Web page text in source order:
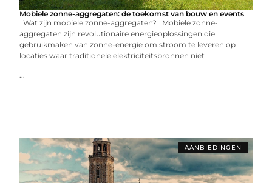
Mobiele zonne-aggregaten: de toekomst van bouw en events
Wat zijn mobiele zonne-aggregaten? Mobiele zonne-
aggregaten zijn revolutionaire energieoplossingen die
gebruikmaken van zonne-energie om stroom te leveren op
locaties waar traditionele elektriciteitsbronnen niet
...
AANBIEDINGEN